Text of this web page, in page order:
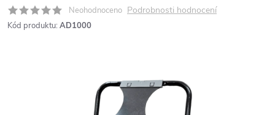
Neohodnoceno Podrobnosti hodnocení
Kód produktu: AD1000